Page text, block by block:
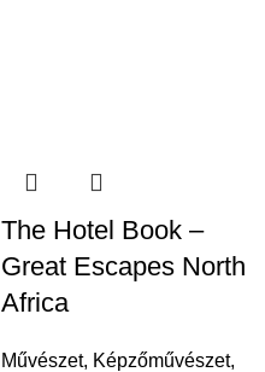
The Hotel Book –
Great Escapes North
Africa
Művészet, Képzőművészet,